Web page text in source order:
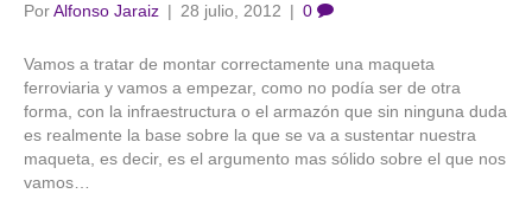
PorAlfonso Jaraiz | 28 julio, 2012 | 0
Vamos a tratar de montar correctamente una maqueta
ferroviaria y vamos a empezar, como no podía ser de otra
forma, con la infraestructura o el armazón que sin ninguna duda
es realmente la base sobre la que se va a sustentar nuestra
maqueta, es decir, es el argumento mas sólido sobre el que nos
vamos…